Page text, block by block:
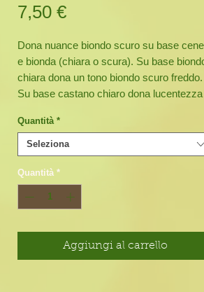
7,50 €Prezzo
Dona nuance biondo scuro su base
e bionda (chiara o scura). Su base
chiara dona un tono biondo scuro freddo.
Su base castano chiaro dona lucentezza
lawsonia, questa miscela non porta riflessi
scuri o ramati, anche con lunghi tempi di
posa. In caso di alta percentuale di
bianchi, si consiglia di ripetere il
trattamento con costanza e tempi
ravvicinati (almeno le prime volte) per
Vendita sfusa in Negozio. Online
disponibile in buste da 50 gr e da 100
Quantità *
Seleziona
Quantità *
Aggiungi al carrello